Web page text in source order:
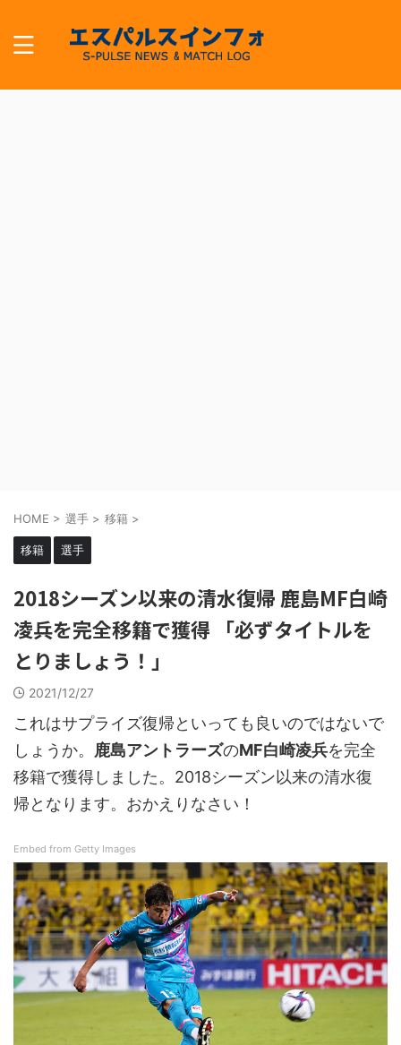
HOME > 選手 > 移籍 >
移籍 選手
2018シーズン以来の清水復帰 鹿島MF白崎
凌兵を完全移籍で獲得 「必ずタイトルを
とりましょう！」
2021/12/27
これはサプライズ復帰といっても良いのではないで
しょうか。 鹿島アントラーズのMF白崎凌兵を完全
移籍で獲得しました。2018シーズン以来の清水復
帰となります。おかえりなさい！
Embed from Getty Images